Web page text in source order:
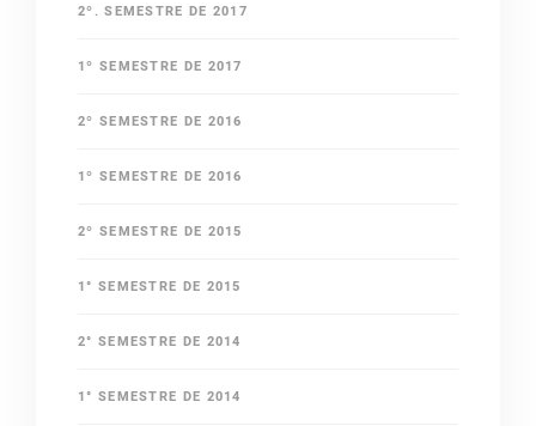
2º. SEMESTRE DE 2017
1º SEMESTRE DE 2017
2º SEMESTRE DE 2016
1º SEMESTRE DE 2016
2º SEMESTRE DE 2015
1° SEMESTRE DE 2015
2° SEMESTRE DE 2014
1° SEMESTRE DE 2014